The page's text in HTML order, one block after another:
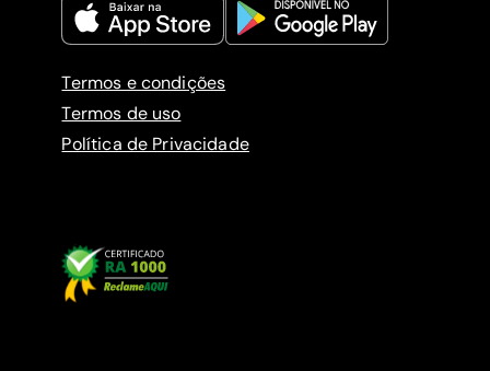
Termos e condições
Termos de uso
Política de Privacidade